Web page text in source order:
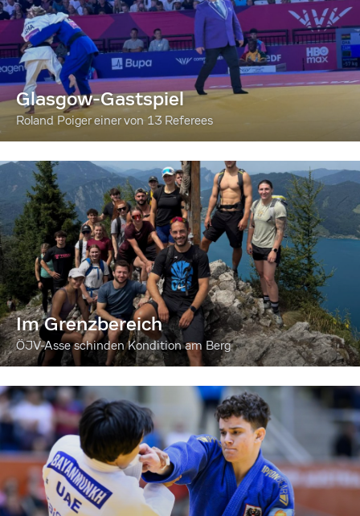
Glasgow-Gastspiel
Roland Poiger einer von 13 Referees
Im Grenzbereich
ÖJV-Asse schinden Kondition am Berg